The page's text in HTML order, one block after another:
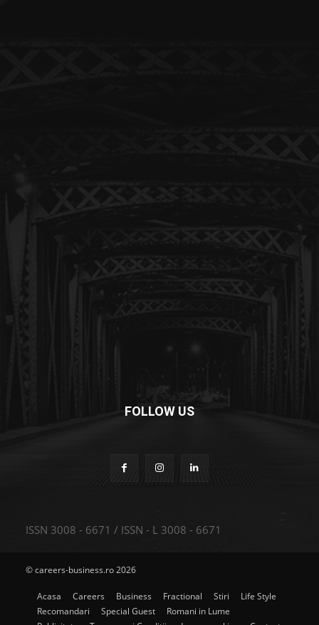
FOLLOW US
ISSN 3008 - 6671 / ISSN - L 3008 - 6671
© careers-business.ro 2026
Acasa Careers Business Fractional Stiri
Life Style
Recomandari
Special Guest
Romani in Lume